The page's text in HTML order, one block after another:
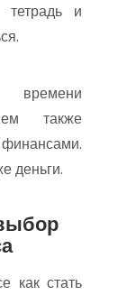
и
времени
также
деньги.
как стать